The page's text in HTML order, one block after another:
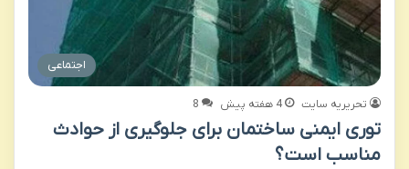
اجتماعی
تحریریه سایت 4 هفته پیش 8
توری ایمنی ساختمان برای جلوگیری از حوادث
مناسب است؟